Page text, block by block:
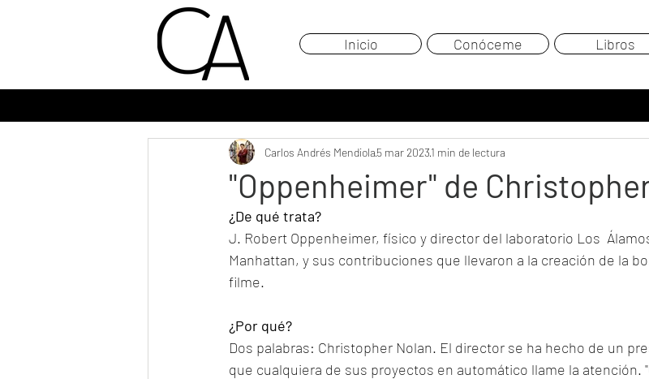
Inicio Conóceme Libros
"Oppenheimer" de
Carlos Andrés Mendiola5 mar 20231 min de lectura
¿De qué trata?
J. Robert Oppenheimer, físico y director del laboratorio Los
Manhattan, y sus contribuciones que llevaron a la creación de la
filme.
¿Por qué?
Dos palabras: Christopher Nolan. El director se ha hecho de un
que cualquiera de sus proyectos en automático llame la atención.